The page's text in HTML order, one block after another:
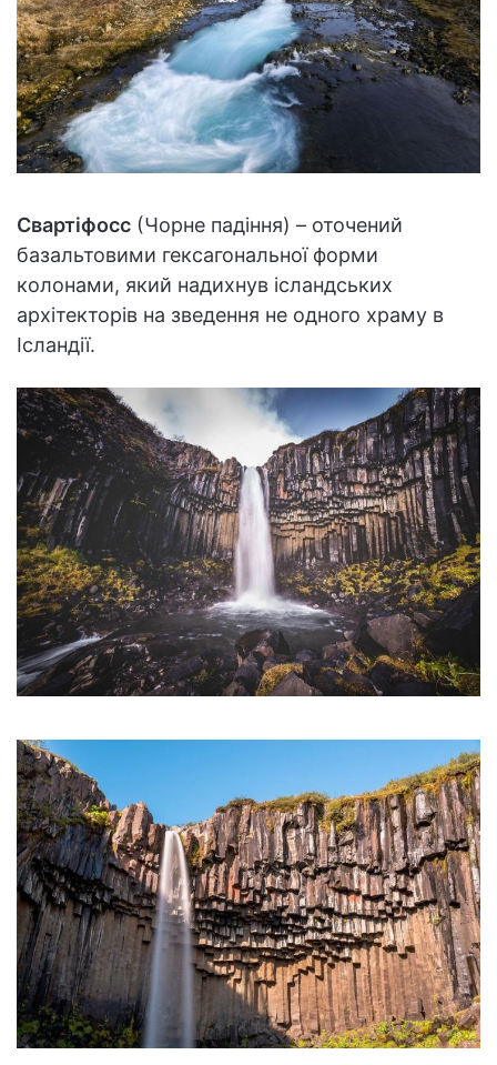
Свартіфосс (Чорне падіння) – оточений
базальтовими гексагональної форми
колонами, який надихнув ісландських
архітекторів на зведення не одного храму в
Ісландії.